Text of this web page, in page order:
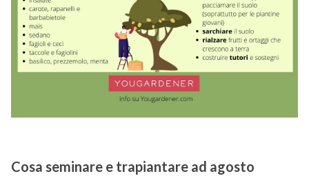
Cosa seminare e trapiantare ad agosto